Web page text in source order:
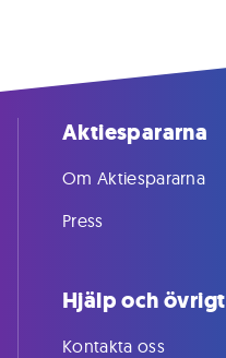
Aktiespararna
Om Aktiespararna
Press
Hjälp och övrigt
Kontakta oss